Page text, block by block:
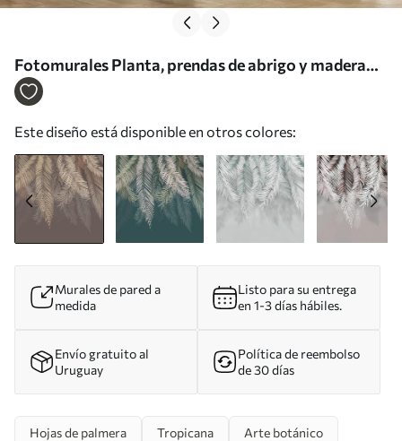
Fotomurales Planta, prendas de abrigo y madera
Nr. u48556v1
Este diseño está disponible en otros colores:
Murales de pared a
medida
Listo para su entrega
en 1-3 días hábiles.
Envío gratuito al
Uruguay
Política de reembolso
de 30 días
Hojas de palmera Tropicana Arte botánico